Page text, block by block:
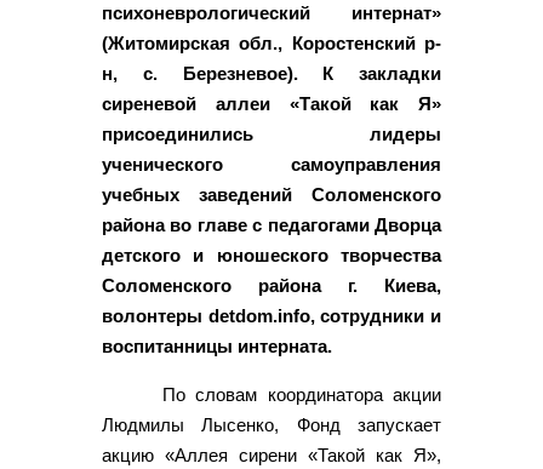
психоневрологический интернат»
(Житомирская обл., Коростенский р-
н, с. Березневое). К закладки
сиреневой аллеи «Такой как Я»
присоединились лидеры
ученического самоуправления
учебных заведений Соломенского
района во главе с педагогами Дворца
детского и юношеского творчества
Соломенского района г. Киева,
волонтеры detdom.info, сотрудники и
воспитанницы интерната.
По словам координатора акции
Людмилы Лысенко, Фонд запускает
акцию «Аллея сирени «Такой как Я»,